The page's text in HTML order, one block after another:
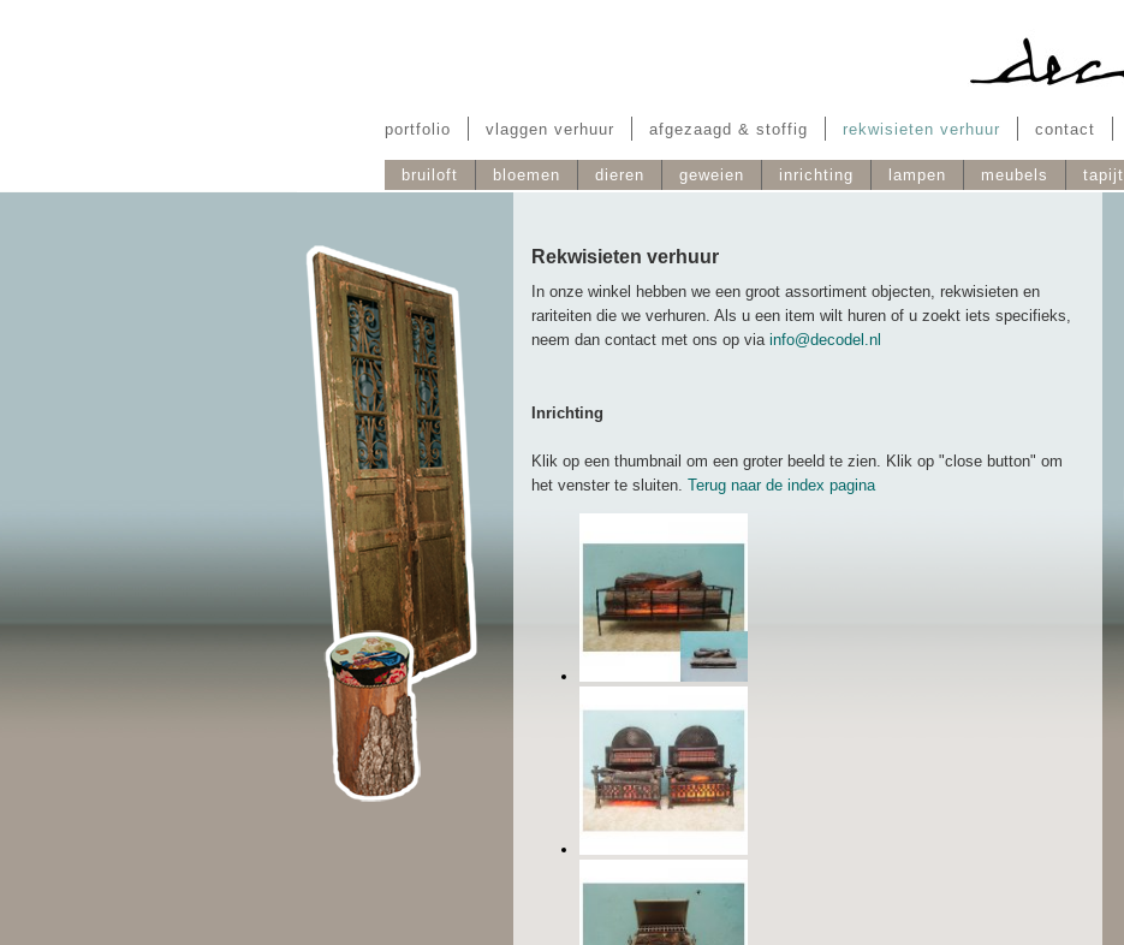
portfolio vlaggen verhuur afgezaagd & stoffig rekwisieten verhuur contact
bruiloft bloemen dieren geweien inrichting lampen meubels tapijt
Rekwisieten verhuur
In onze winkel hebben we een groot assortiment objecten, rekwisieten en
rariteiten die we verhuren. Als u een item wilt huren of u zoekt iets specifieks,
neem dan contact met ons op via info@decodel.nl
Inrichting
Klik op een thumbnail om een groter beeld te zien. Klik op "close button" om
het venster te sluiten. Terug naar de index pagina